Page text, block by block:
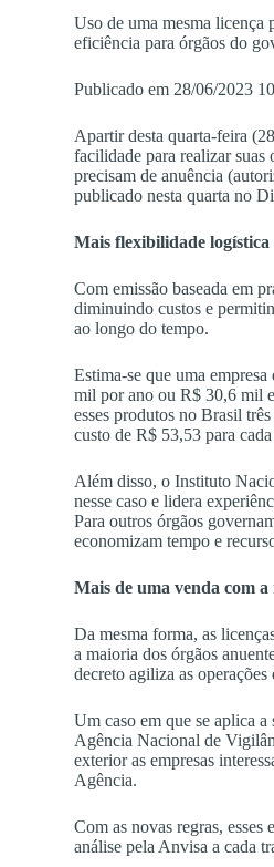
Uso de uma mesma licença
eficiência para órgãos do
Publicado em 28/06/2023
Apartir desta quarta-feira
facilidade para realizar suas
precisam de anuência
publicado nesta quarta no
Mais flexibilidade logística
Com emissão baseada em
diminuindo custos e
ao longo do tempo.
Estima-se que uma
mil por ano ou R$ 30,6 mil
esses produtos no Brasil
custo de R$ 53,53 para
Além disso, o Instituto
nesse caso e lidera
Para outros órgãos
economizam tempo e
Mais de uma venda com a
Da mesma forma, as
a maioria dos órgãos
decreto agiliza as
Um caso em que se aplica
Agência Nacional de
exterior as empresas
Agência.
Com as novas regras, esses
análise pela Anvisa a cada